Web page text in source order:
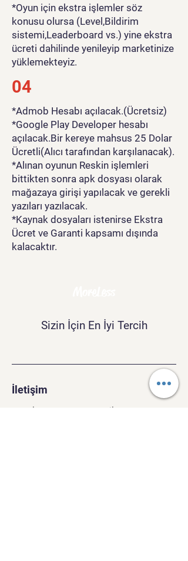
*Oyun için ekstra işlemler söz
konusu olursa (Level,Bildirim
sistemi,Leaderboard vs.) yine ekstra
ücreti dahilinde yenileyip marketinize
yüklemekteyiz.
04
*Admob Hesabı açılacak.(Ücretsiz)
*Google Play Developer hesabı
açılacak.Bir kereye mahsus 25 Dolar
Ücretli(Alıcı tarafından karşılanacak).
*Alınan oyunun Reskin işlemleri
bittikten sonra apk dosyası olarak
mağazaya girişi yapılacak ve gerekli
yazıları yazılacak.
*Kaynak dosyaları istenirse Ekstra
Ücret ve Garanti kapsamı dışında
kalacaktır.
Sizin İçin En İyi Tercih
İletişim
morelesscompany@gmail.com